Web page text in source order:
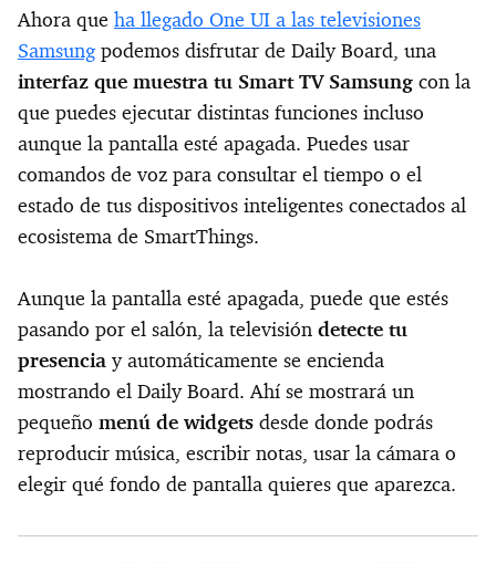
Ahora que ha llegado One UI a las televisiones
Samsungpodemos disfrutar de Daily Board, una
interfaz que muestra tu Smart TV Samsung con la
que puedes ejecutar distintas funciones incluso
aunque la pantalla esté apagada. Puedes usar
comandos de voz para consultar el tiempo o el
estado de tus dispositivos inteligentes conectados al
ecosistema de SmartThings.
Aunque la pantalla esté apagada, puede que estés
pasando por el salón, la televisión detecte tu
presencia y automáticamente se encienda
mostrando el Daily Board. Ahí se mostrará un
pequeño menú de widgets desde donde podrás
reproducir música, escribir notas, usar la cámara o
elegir qué fondo de pantalla quieres que aparezca.